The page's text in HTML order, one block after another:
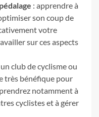
: apprendre à
son coup de
votre
sur ces aspects
club de cyclisme ou
très bénéfique pour
notamment à
cyclistes et à gérer